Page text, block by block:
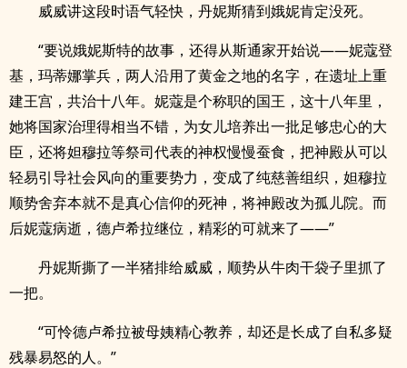
威威讲这段时语气轻快，丹妮斯猜到娥妮肯定没死。
“要说娥妮斯特的故事，还得从斯通家开始说——妮蔻登
基，玛蒂娜掌兵，两人沿用了黄金之地的名字，在遗址上重
建王宫，共治十八年。妮蔻是个称职的国王，这十八年里，
她将国家治理得相当不错，为女儿培养出一批足够忠心的大
臣，还将妲穆拉等祭司代表的神权慢慢蚕食，把神殿从可以
轻易引导社会风向的重要势力，变成了纯慈善组织，妲穆拉
顺势舍弃本就不是真心信仰的死神，将神殿改为孤儿院。而
后妮蔻病逝，德卢希拉继位，精彩的可就来了——”
丹妮斯撕了一半猪排给威威，顺势从牛肉干袋子里抓了
一把。
“可怜德卢希拉被母姨精心教养，却还是长成了自私多疑
残暴易怒的人。”